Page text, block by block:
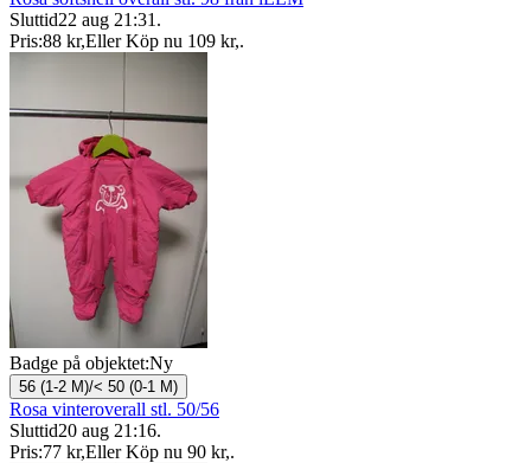
Sluttid22 aug 21:31 .
Pris:88 kr,Eller Köp nu 109 kr,.
Badge på objektet:Ny
56 (1-2 M)/< 50 (0-1 M)
Rosa vinteroverall stl. 50/56
Sluttid20 aug 21:16.
Pris:77 kr,Eller Köp nu 90 kr,.